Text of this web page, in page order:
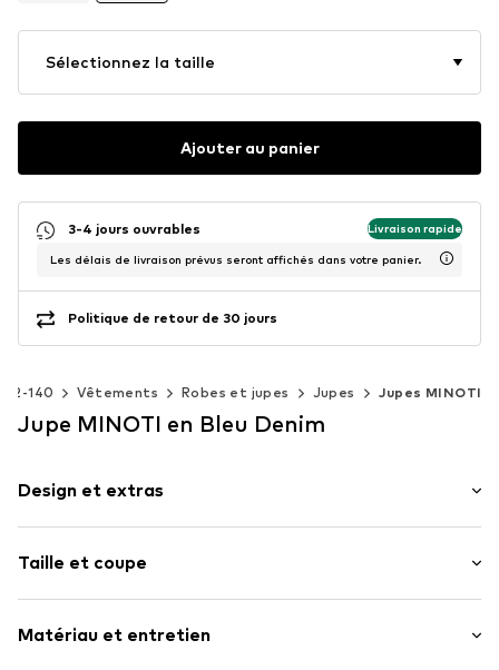
Sélectionnez la taille
Ajouter au panier
3-4 jours ouvrables Livraison rapide
Les délais de livraison prévus seront affichés dans votre panier.
Politique de retour de 30 jours
140 Vêtements Robes et jupes Jupes Jupes MINOTI
Jupe MINOTI en Bleu Denim
Design et extras
Coton
Jupe plissée
Ceinture / ourlet élastique
Taille et coupe
Matériau et entretien